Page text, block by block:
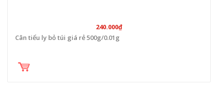
240.000₫
Cân tiểu ly bỏ túi giá rẻ 500g/0.01g